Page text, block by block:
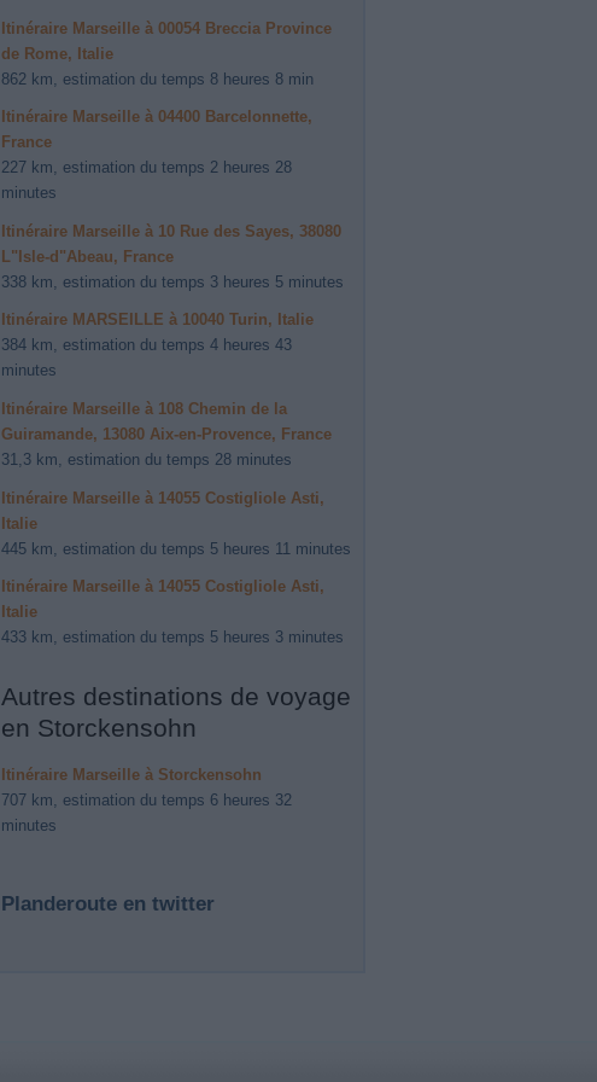
Itinéraire Marseille à 00054 Breccia Province
de Rome, Italie
862 km, estimation du temps 8 heures 8 min
Itinéraire Marseille à 04400 Barcelonnette,
France
227 km, estimation du temps 2 heures 28
minutes
Itinéraire Marseille à 10 Rue des Sayes, 38080
L"Isle-d"Abeau, France
338 km, estimation du temps 3 heures 5 minutes
Itinéraire MARSEILLE à 10040 Turin, Italie
384 km, estimation du temps 4 heures 43
minutes
Itinéraire Marseille à 108 Chemin de la
Guiramande, 13080 Aix-en-Provence, France
31,3 km, estimation du temps 28 minutes
Itinéraire Marseille à 14055 Costigliole Asti,
Italie
445 km, estimation du temps 5 heures 11 minutes
Itinéraire Marseille à 14055 Costigliole Asti,
Italie
433 km, estimation du temps 5 heures 3 minutes
Autres destinations de voyage
en Storckensohn
Itinéraire Marseille à Storckensohn
707 km, estimation du temps 6 heures 32
minutes
Planderoute en twitter